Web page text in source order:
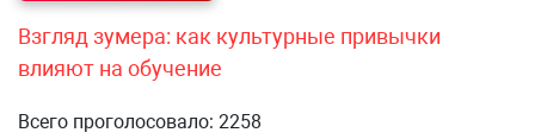
Взгляд зумера: как культурные привычки
влияют на обучение
Всего проголосовало: 2258